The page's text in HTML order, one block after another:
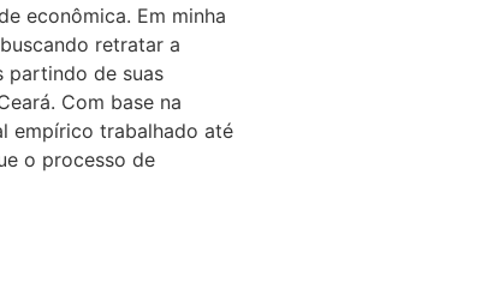
econômica. Em minha
retratar a
partindo de suas
Com base na
empírico trabalhado até
o processo de